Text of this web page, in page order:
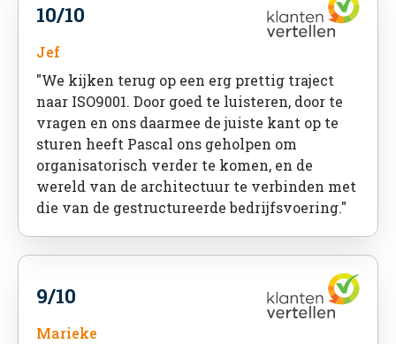
10/10
Jef
"We kijken terug op een erg prettig traject
naar ISO9001. Door goed te luisteren, door te
vragen en ons daarmee de juiste kant op te
sturen heeft Pascal ons geholpen om
organisatorisch verder te komen, en de
wereld van de architectuur te verbinden met
die van de gestructureerde bedrijfsvoering."
9/10
Marieke